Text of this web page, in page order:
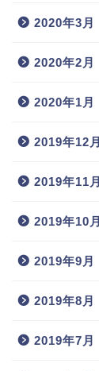
2020年3月
2020年2月
2020年1月
2019年12月
2019年11月
2019年10月
2019年9月
2019年8月
2019年7月